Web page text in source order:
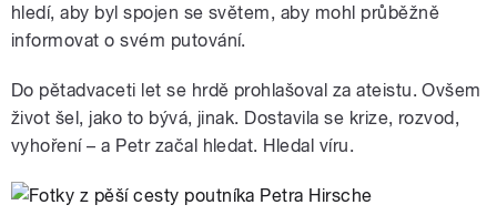
hledí, aby byl spojen se světem, aby mohl průběžně
informovat o svém putování.
Do pětadvaceti let se hrdě prohlašoval za ateistu. Ovšem
život šel, jako to bývá, jinak. Dostavila se krize, rozvod,
vyhoření – a Petr začal hledat. Hledal víru.